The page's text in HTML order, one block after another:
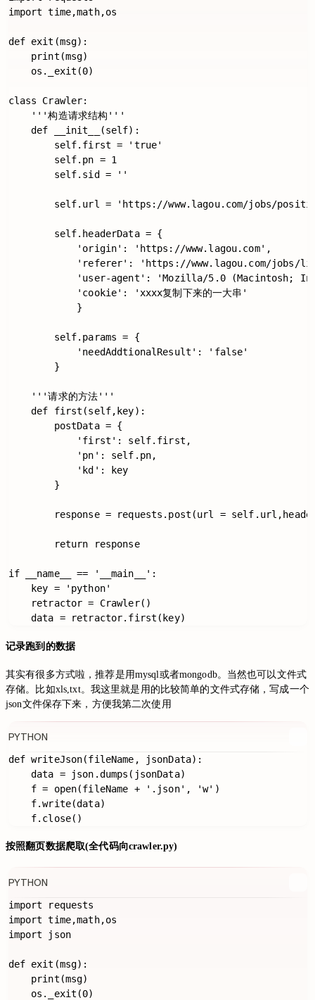
import time,math,os
def exit(msg):
    print(msg)
    os._exit(0)
class Crawler:
    '''构造请求结构'''
    def __init__(self):
        self.first = 'true'
        self.pn = 1
        self.sid = ''
self.url = 'https://www.lagou.com/jobs/
        self.headerData = {
            'origin': 'https://www.lagou.com',
'referer': 'https://www.lagou.com/jobs/
'user-agent': 'Mozilla/5.0 (Macintosh;
            'cookie': 'xxxx复制下来的一大串'
            }
        self.params = {
            'needAddtionalResult': 'false'
        }
    '''请求的方法'''
    def first(self,key):
        postData = {
            'first': self.first,
            'pn': self.pn,
            'kd': key
        }
response = requests.post(url =
        return response
if __name__ == '__main__':
    key = 'python'
    retractor = Crawler()
记录跑到的数据
其实有很多方式啦，推荐是用mysql或者mongodb。当然也可以文件式
存储。比如xls,txt。我这里就是用的比较简单的文件式存储，写成一个
json文件保存下来，方便我第二次使用
PYTHON
def writeJson(fileName, jsonData):
    data = json.dumps(jsonData)
    f = open(fileName + '.json', 'w')
    f.write(data)
按照翻页数据爬取(全代码向crawler.py)
PYTHON
import requests
import time,math,os
import json
def exit(msg):
    print(msg)
    os._exit(0)